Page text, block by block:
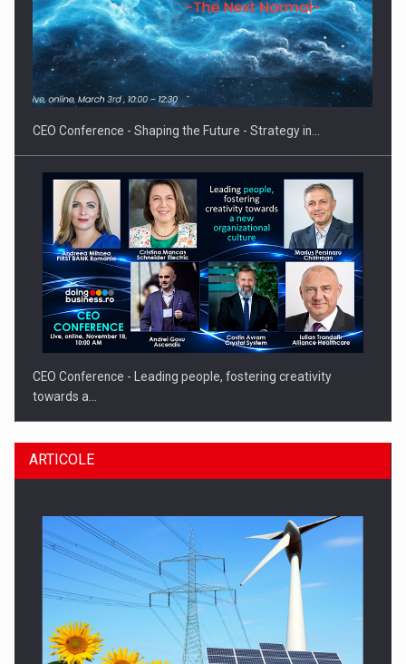
Hard Enduro Piatra Craiului 2026, fueled by benzinariile RO…
CEO Conference - Shaping the Future - Strategy in…
CEO Conference - Leading people, fostering creativity
towards a…
CEO Conference - Shaping The Future - Technology and…
ARTICOLE